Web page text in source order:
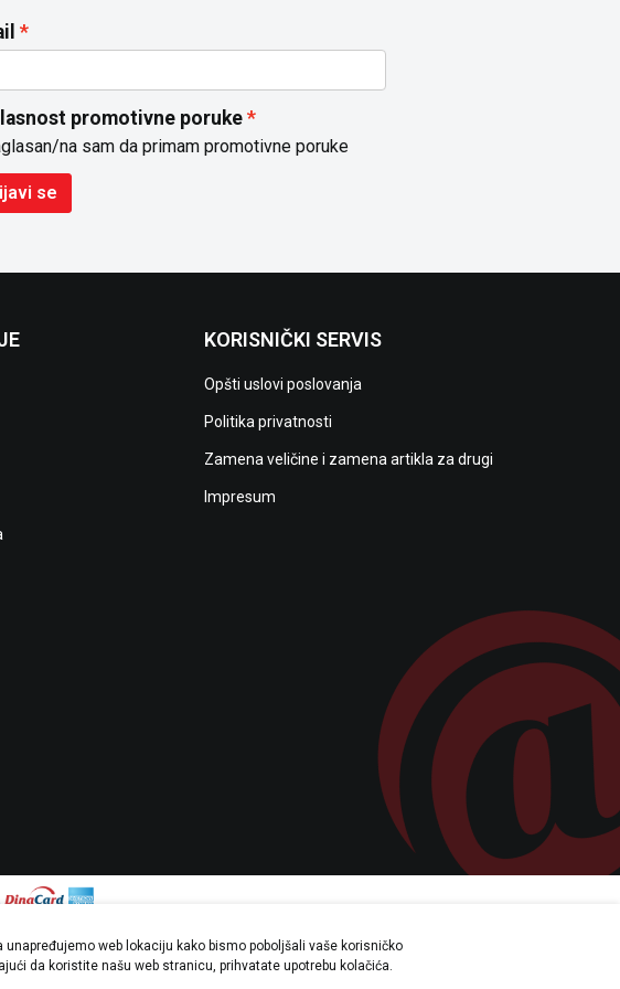
promotivne poruke
na sam da primam promotivne poruke
se
KORISNIČKI SERVIS
Opšti uslovi poslovanja
Politika privatnosti
Zamena veličine i zamena artikla za drugi
Impresum
garantovati da su sve informacije potpune i bez
da su dostupni u svakom trenutku.
web lokaciju kako bismo poboljšali vaše korisničko
da koristite našu web stranicu, prihvatate upotrebu kolačića.